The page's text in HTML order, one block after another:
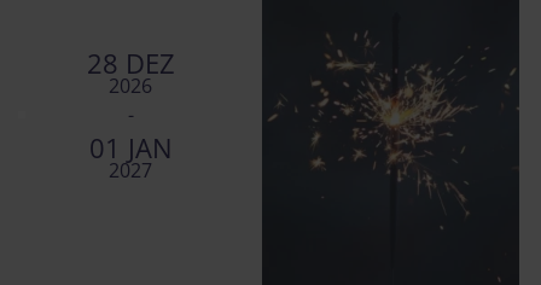
28 DEZ
2026
-
01 JAN
2027